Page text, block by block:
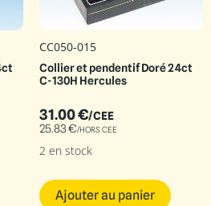
CC050-015
Collier et pendentif Doré 24ct
C-130H Hercules
31.00€/CEE
25.83€/HORS CEE
2 en stock
Ajouter au panier